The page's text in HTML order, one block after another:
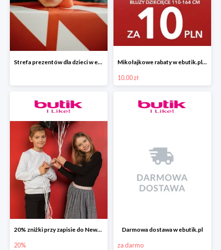
Strefa prezentów dla dzieci w ebutik.pl Mikołajkowe rabaty w ebutik.pl bluzy dziecięce za 10 zł
10.00 zł
20% zniżki przy zapisie do Newslettera ebutik.pl
20%
Darmowa dostawa w ebutik.pl
za darmo